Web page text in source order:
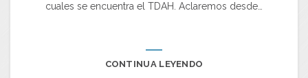
cuales se encuentra el TDAH. Aclaremos desde…
CONTINUA LEYENDO